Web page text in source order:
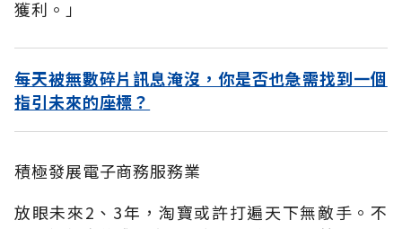
獲利。」
每天被無數碎片訊息淹沒，你是否也急需找到一個
指引未來的座標？
積極發展電子商務服務業
放眼未來2、3年，淘寶或許打遍天下無敵手。不